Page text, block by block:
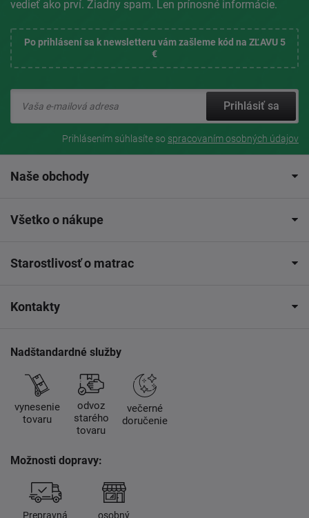
vedieť ako prví. Žiadny spam. Len prínosné informácie.
Po prihlásení sa k newsletteru vám zašleme kód na ZĽAVU 5
€
Prihlásiť sa
Prihlásením súhlasíte so spracovaním osobných údajov
Naše obchody
Všetko o nákupe
Starostlivosť o matrac
Kontakty
Nadštandardné služby
vynesenie
tovaru
odvoz
starého
tovaru
večerné
doručenie
Možnosti dopravy:
Prepravná osobný